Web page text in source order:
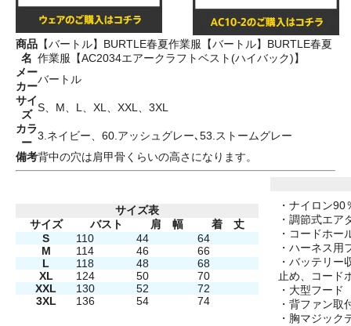
商品
名
【バートル】BURTLE春夏作業服【バートル】BURTLE春夏
作業服【AC2034エアークラフトベスト(ハイバック)】
メー
カー
バートル
サイ
ズ
S、M、L、XL、XXL、3XL
カラ
ー
3.ネイビー、60.アッシュグレー､53.ストームグレー
備考背中の穴は肩甲骨くらいの高さになります。
サイズ表
サイズ
バスト 肩 幅
着 丈
S
110 44
64
M
114 46
66
L
118 48
68
XL
124 50
70
XXL
130 52
72
3XL
136 54 74
・ナイロン
・調節式エア
・コードホー
・ハーネス用
・バッテリー
止め、コード
・大型フード
・背ファン取
・胸マジック